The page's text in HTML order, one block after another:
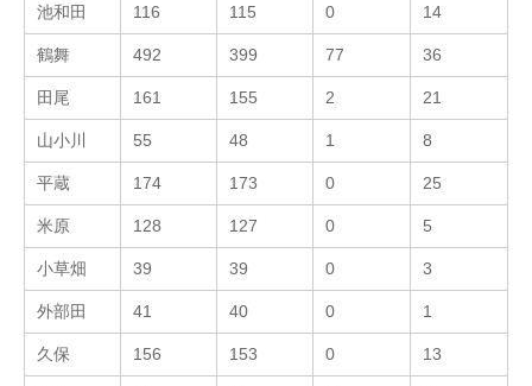
池和田 116 115 0 14
鶴舞 492 399 77 36
田尾 161 155 2 21
山小川 55 48 1 8
平蔵 174 173 0 25
米原 128 127 0 5
小草畑 39 39 0 3
外部田 41 40 0 1
久保 156 153 0 13